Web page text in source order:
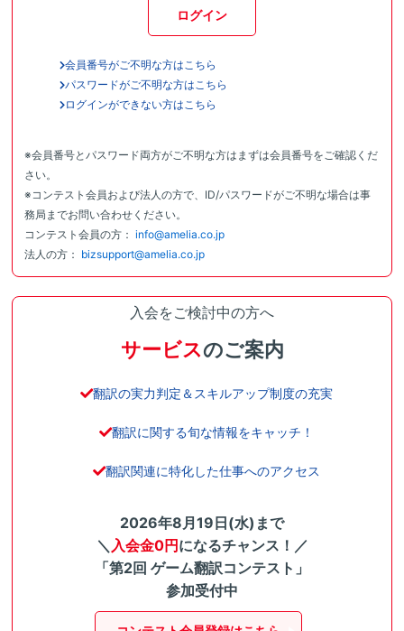
ログイン
会員番号がご不明な方はこちら
パスワードがご不明な方はこちら
ログインができない方はこちら
※会員番号とパスワード両方がご不明な方はまずは会員番号をご確認くだ
さい。
※コンテスト会員および法人の方で、ID/パスワードがご不明な場合は事
務局までお問い合わせください。
コンテスト会員の方： info@amelia.co.jp
法人の方： bizsupport@amelia.co.jp
入会をご検討中の方へ
サービスのご案内
翻訳の実力判定＆スキルアップ制度の充実
翻訳に関する旬な情報をキャッチ！
翻訳関連に特化した仕事へのアクセス
2026年8月19日(水)まで
＼ 入会金0円になるチャンス！／
「第2回 ゲーム翻訳コンテスト」
参加受付中